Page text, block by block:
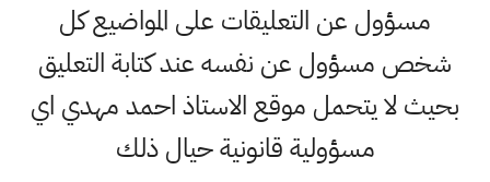
مسؤول عن التعليقات على المواضيع كل
شخص مسؤول عن نفسه عند كتابة التعليق
بحيث لا يتحمل موقع الاستاذ احمد مهدي اي
مسؤولية قانونية حيال ذلك